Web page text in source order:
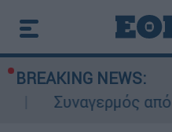
BREAKING NEWS:
Συναγερμός από